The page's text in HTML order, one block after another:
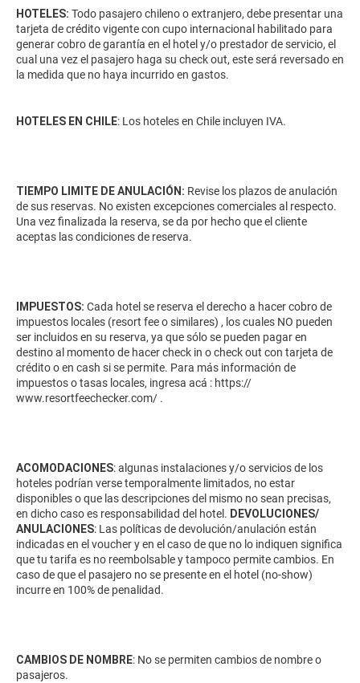
HOTELES: Todo pasajero chileno o extranjero, debe presentar una
tarjeta de crédito vigente con cupo internacional habilitado para
generar cobro de garantía en el hotel y/o prestador de servicio, el
cual una vez el pasajero haga su check out, este será reversado en
la medida que no haya incurrido en gastos.
HOTELES EN CHILE: Los hoteles en Chile incluyen IVA.
TIEMPO LIMITE DE ANULACIÓN: Revise los plazos de anulación
de sus reservas. No existen excepciones comerciales al respecto.
Una vez finalizada la reserva, se da por hecho que el cliente
aceptas las condiciones de reserva.
IMPUESTOS: Cada hotel se reserva el derecho a hacer cobro de
impuestos locales (resort fee o similares) , los cuales NO pueden
ser incluidos en su reserva, ya que sólo se pueden pagar en
destino al momento de hacer check in o check out con tarjeta de
crédito o en cash si se permite. Para más información de
impuestos o tasas locales, ingresa acá : https://
www.resortfeechecker.com/ .
ACOMODACIONES: algunas instalaciones y/o servicios de los
hoteles podrían verse temporalmente limitados, no estar
disponibles o que las descripciones del mismo no sean precisas,
en dicho caso es responsabilidad del hotel. DEVOLUCIONES/
ANULACIONES: Las políticas de devolución/anulación están
indicadas en el voucher y en el caso de que no lo indiquen significa
que tu tarifa es no reembolsable y tampoco permite cambios. En
caso de que el pasajero no se presente en el hotel (no-show)
incurre en 100% de penalidad.
CAMBIOS DE NOMBRE: No se permiten cambios de nombre o
pasajeros.